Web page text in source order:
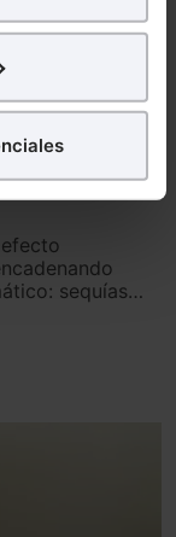
de tu
y
utilizaremos
Efecto
sequías